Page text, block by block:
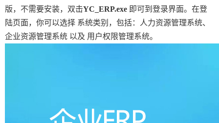
版，不需要安装，双击YC_ERP.exe 即可到登录界面。在登
陆页面，你可以选择 系统类别，包括：人力资源管理系统、
企业资源管理系统 以及 用户权限管理系统。